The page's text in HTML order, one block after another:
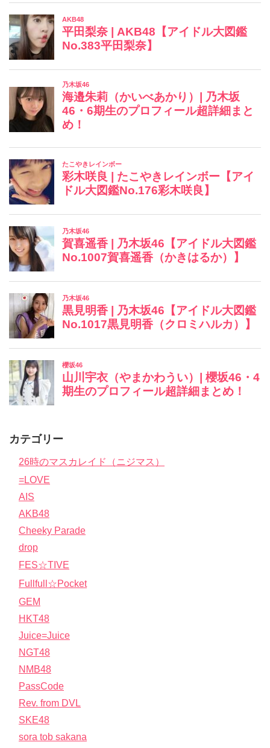
カテゴリー
26時のマスカレイド（ニジマス）
=LOVE
AIS
AKB48
Cheeky Parade
drop
FES☆TIVE
Fullfull☆Pocket
GEM
HKT48
Juice=Juice
NGT48
NMB48
PassCode
Rev. from DVL
SKE48
sora tob sakana